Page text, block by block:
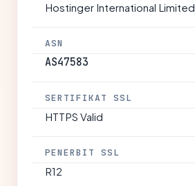
Hostinger International Limited
ASN
AS47583
SERTIFIKAT SSL
HTTPS Valid
PENERBIT SSL
R12